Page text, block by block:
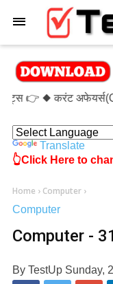
👉 ◆ करंट
Translate
👆Click Here to
Home › Computer ›
Computer
Computer -
By TestUp Sunday,